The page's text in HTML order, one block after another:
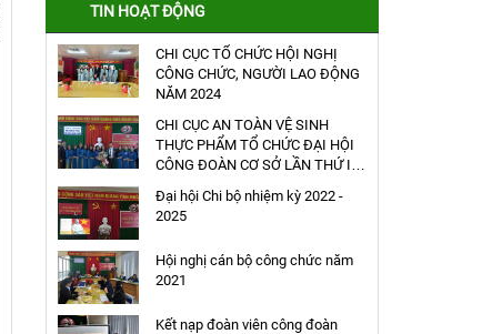
TIN HOẠT ĐỘNG
CHI CỤC TỔ CHỨC HỘI NGHỊ
CÔNG CHỨC, NGƯỜI LAO ĐỘNG
NĂM 2024
CHI CỤC AN TOÀN VỆ SINH
THỰC PHẨM TỔ CHỨC ĐẠI HỘI
CÔNG ĐOÀN CƠ SỞ LẦN THỨ IV
Đại hội Chi bộ nhiệm kỳ 2022 -
2025
Hội nghị cán bộ công chức năm
2021
Kết nạp đoàn viên công đoàn